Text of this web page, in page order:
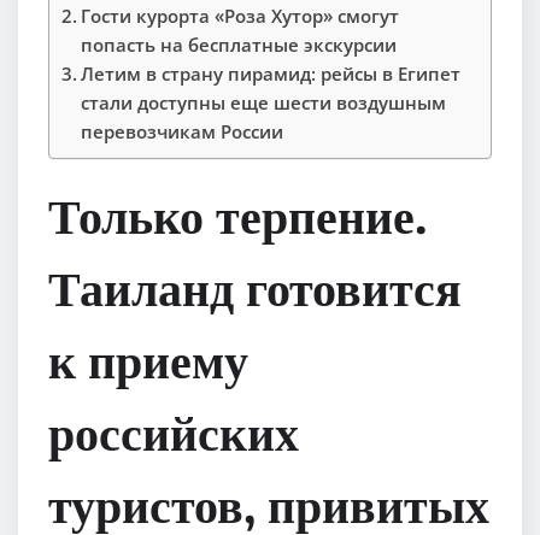
Гости курорта «Роза Хутор» смогут
попасть на бесплатные экскурсии
Летим в страну пирамид: рейсы в Египет
стали доступны еще шести воздушным
перевозчикам России
Только терпение.
Таиланд готовится
к приему
российских
туристов, привитых